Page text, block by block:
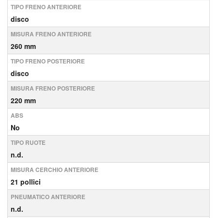
TIPO FRENO ANTERIORE
disco
MISURA FRENO ANTERIORE
260 mm
TIPO FRENO POSTERIORE
disco
MISURA FRENO POSTERIORE
220 mm
ABS
No
TIPO RUOTE
n.d.
MISURA CERCHIO ANTERIORE
21 pollici
PNEUMATICO ANTERIORE
n.d.